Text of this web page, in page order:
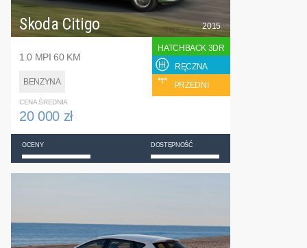
Skoda Citigo
1.0 MPI 60 KM
BENZYNA
2015
HATCHBACK 3DR
RĘCZNA
PRZEDNI
CENA ŚREDNIA
20 000 zł
OCENY DOSTĘPNOŚĆ